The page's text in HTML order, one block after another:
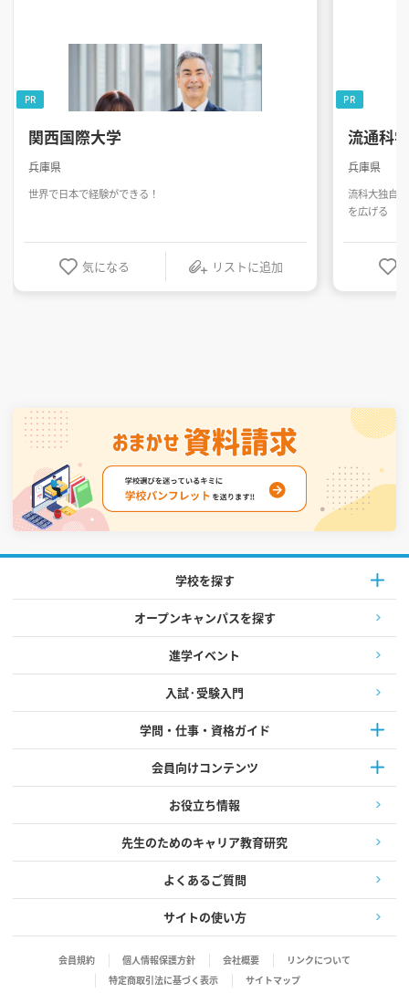
関西国際大学
兵庫県
世界で日本で経験ができる！
気になる リストに追加
PR
流通科
兵庫県
流科大独自
を広げる
PR
学校を探す
オープンキャンパスを探す
進学イベント
入試·受験入門
学問・仕事・資格ガイド
会員向けコンテンツ
お役立ち情報
先生のためのキャリア教育研究
よくあるご質問
サイトの使い方
会員規約 個人情報保護方針 会社概要
リンクについて
特定商取引法に基づく表示
サイトマップ